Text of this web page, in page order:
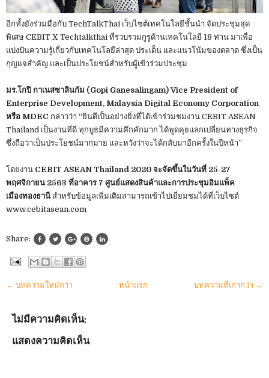
อีกทั้งยังร่วมมือกับ TechTalkThai เว็บไซต์เทคโนโลยีชั้นนำ จัดประชุมสุด
พิเศษ CEBIT X Techtalkthai ที่รวบรวมกูรูด้านเทคโนโลยี 18 ท่าน มาเพื่อ
แบ่งปันความรู้เกี่ยวกับเทคโนโลยีล่าสุด ประเด็น และแนวโน้มของตลาด ซึ่งเป็น
กุญแจสำคัญ และเป็นประโยชน์สำหรับผู้เข้าร่วมประชุม
มร.โกปิ กาเนสซาลินกัม (Gopi Ganesalingam) Vice President of
Enterprise Development, Malaysia Digital Economy Corporation
หรือ MDEC กล่าวว่า “ยินดีเป็นอย่างยิ่งที่ได้เข้าร่วมชมงาน CEBIT ASEAN
Thailand เป็นงานที่ดี ทุกบูธมีความคึกคักมาก ได้พูดคุยแลกเปลี่ยนทางธุรกิจ
ซึ่งถือว่าเป็นประโยชน์มากมาย และหวังว่าจะได้กลับมาอีกครั้งในปีหน้า”
โดยงาน CEBIT ASEAN Thailand 2020 จะจัดขึ้นในวันที่ 25-27
พฤศจิกายน 2563 ที่อาคาร 7 ศูนย์แสดงสินค้าและการประชุมอิมแพ็ค
เมืองทองธานี สำหรับข้อมูลเพิ่มเติมสามารถเข้าไปเยี่ยมชมได้ที่เว็บไซต์
www.cebitasean.com
Share:
← บทความใหม่กว่า บทความที่เก่ากว่า →
หน้าแรก
ไม่มีความคิดเห็น:
แสดงความคิดเห็น